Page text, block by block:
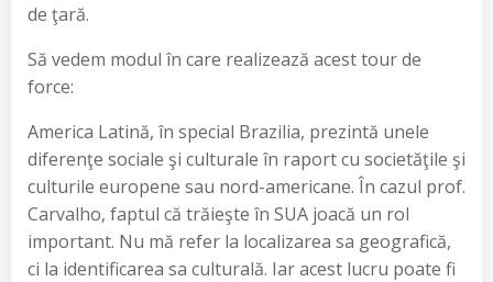
de ţară.
Să vedem modul în care realizează acest tour de
force:
America Latină, în special Brazilia, prezintă unele
diferenţe sociale şi culturale în raport cu societăţile şi
culturile europene sau nord-americane. În cazul prof.
Carvalho, faptul că trăieşte în SUA joacă un rol
important. Nu mă refer la localizarea sa geografică,
ci la identificarea sa culturală. Iar acest lucru poate fi